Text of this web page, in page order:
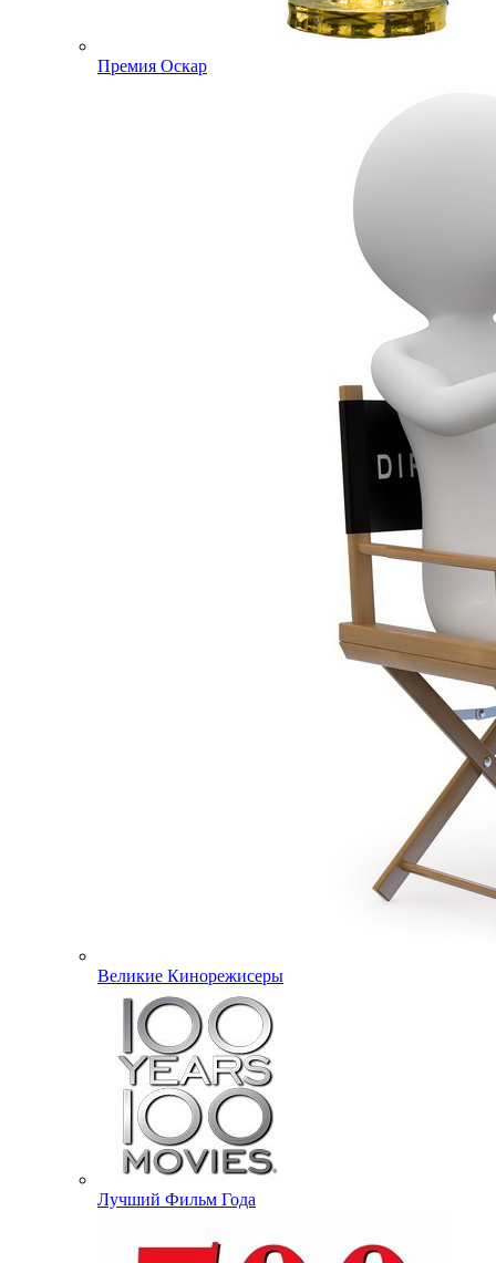
Премия Оскар
Великие Кинорежисеры
Лучший Фильм Года